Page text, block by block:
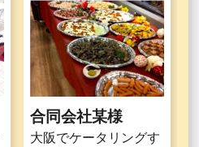
合同会社某様
大阪でケータリングす